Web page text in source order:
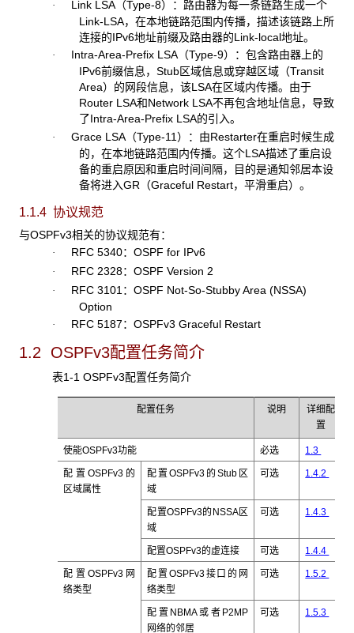
· Link LSA（Type-8）：路由器为每一条链路生成一个
Link-LSA，在本地链路范围内传播，描述该链路上所
连接的IPv6地址前缀及路由器的Link-local地址。
· Intra-Area-Prefix LSA（Type-9）：包含路由器上的
IPv6前缀信息，Stub区域信息或穿越区域（Transit
Area）的网段信息，该LSA在区域内传播。由于
Router LSA和Network LSA不再包含地址信息，导致
了Intra-Area-Prefix LSA的引入。
· Grace LSA（Type-11）：由Restarter在重启时候生成
的，在本地链路范围内传播。这个LSA描述了重启设
备的重启原因和重启时间间隔，目的是通知邻居本设
备将进入GR（Graceful Restart，平滑重启）。
1.1.4 协议规范
与OSPFv3相关的协议规范有：
· RFC 5340：OSPF for IPv6
· RFC 2328：OSPF Version 2
· RFC 3101：OSPF Not-So-Stubby Area (NSSA)
Option
· RFC 5187：OSPFv3 Graceful Restart
1.2 OSPFv3配置任务简介
表1-1 OSPFv3配置任务简介
配置任务 说明
详细配
置
使能OSPFv3功能 必选 1.3
配置OSPFv3的
区域属性
配置OSPFv3的Stub区
域
可选 1.4.2
配置OSPFv3的NSSA区
域
可选 1.4.3
配置OSPFv3的虚连接 可选 1.4.4
配置OSPFv3网
络类型
配置OSPFv3接口的网
络类型
可选 1.5.2
配置NBMA或者P2MP
网络的邻居
可选 1.5.3